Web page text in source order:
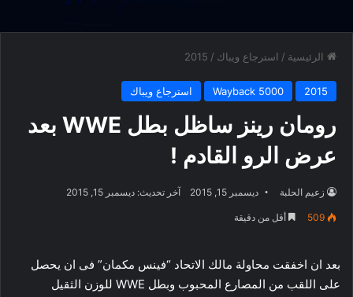
الرئيسية / استرجاع ويباك /
2015
2015
Wayback 5000 استرجاع ويباك
رومان رينز ساظل بطل WWE بعد
عرض الرو القادم !
زعيم الحلبة ديسمبر 15, 2015 آخر تحديث: ديسمبر 15, 2015
509 أقل من دقيقة
بعد ان اخفقت محاولة مالك الاتحاد “فينس مكمان” فى ان يحصل
على اللقب من المصارع المحبوب وبطل WWE للوزن الثقيل